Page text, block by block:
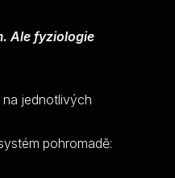
Ale fyziologie
jednotlivých
pohromadě: